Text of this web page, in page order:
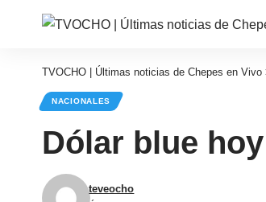
TVOCHO | Últimas noticias de Chepes en Vivo
NACIONALES
Dólar blue
teveocho